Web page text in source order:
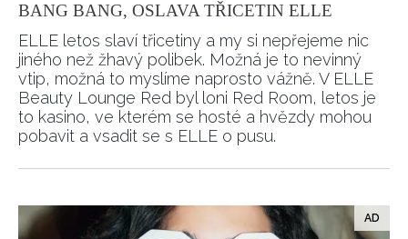
BANG BANG, OSLAVA TŘICETIN ELLE
ELLE letos slaví třicetiny a my si nepřejeme nic
jiného než žhavý polibek. Možná je to nevinný
vtip, možná to myslíme naprosto vážně. V ELLE
Beauty Lounge Red byl loni Red Room, letos je
to kasino, ve kterém se hosté a hvězdy mohou
pobavit a vsadit se s ELLE o pusu.